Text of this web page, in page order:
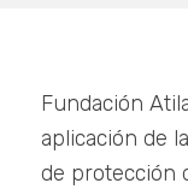
Fundación
aplicación de
de protección